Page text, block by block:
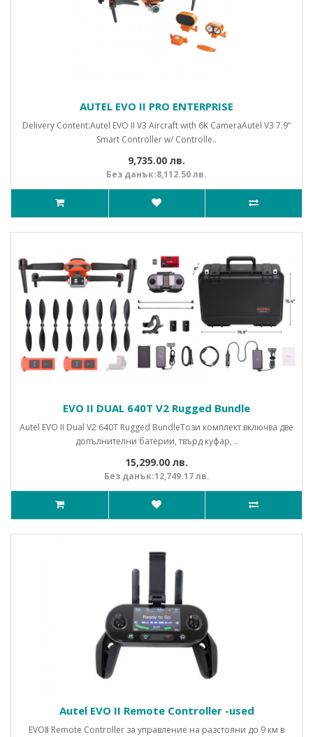
AUTEL EVO II PRO ENTERPRISE
Delivery Content:Autel EVO II V3 Aircraft with 6K CameraAutel V3 7.9”
Smart Controller w/ Controlle..
9,735.00 лв.
Без данък:8,112.50 лв.
EVO II DUAL 640Т V2 Rugged Bundle
Autel EVO II Dual V2 640Т Rugged BundleТози комплект включва две
допълнителни батерии, твърд куфар, ..
15,299.00 лв.
Без данък:12,749.17 лв.
Autel EVO II Remote Controller -used
EVOⅡ Remote Controller за управление на разстояни до 9 км в